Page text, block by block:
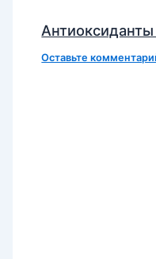
Оставьте